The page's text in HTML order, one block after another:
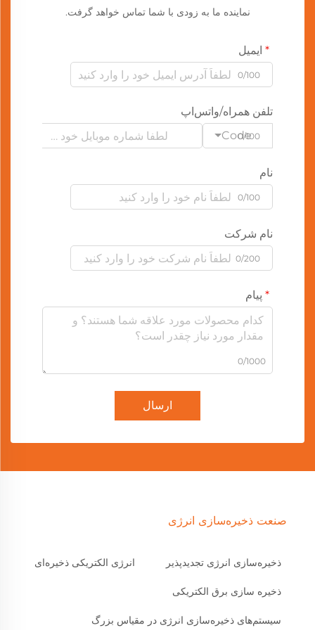
نماینده ما به زودی با شما تماس خواهد گرفت.
ایمیل
0/100
تلفن همراه/واتس‌اپ
Code
0/100
نام
0/100
نام شرکت
0/200
پیام
0/1000
ارسال
صنعت ذخیره‌سازی انرژی
ذخیره‌سازی انرژی تجدیدپذیر انرژی الکتریکی ذخیره‌ای
ذخیره سازی برق الکتریکی
سیستم‌های ذخیره‌سازی انرژی در مقیاس بزرگ